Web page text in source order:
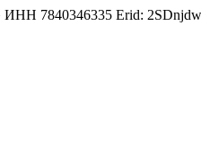
7840346335 Erid: